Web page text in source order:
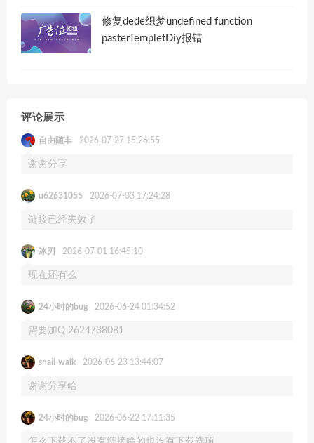
修复dede织梦undefined function
pasterTempletDiy报错
评论展示
自由随丰 2026-07-27 15:26:55
谢谢分享
u62631055 2026-07-03 17:24:28
链接已经失效了
冰刃 2026-07-01 16:45:10
现在还有么
24小时的bug 2026-06-24 01:34:52
需要加Q 2624738081
snail-walk 2026-06-23 13:44:07
谢谢分享哈
24小时的bug 2026-06-22 17:11:35